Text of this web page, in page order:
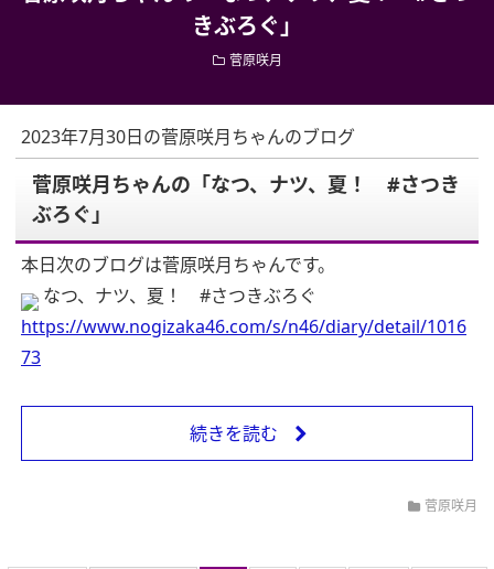
きぶろぐ」
菅原咲月
2023年7月30日の菅原咲月ちゃんのブログ
菅原咲月ちゃんの「なつ、ナツ、夏！ #さつき
ぶろぐ」
本日次のブログは菅原咲月ちゃんです。
なつ、ナツ、夏！ #さつきぶろぐ
https://www.nogizaka46.com/s/n46/diary/detail/1016
73
続きを読む
菅原咲月